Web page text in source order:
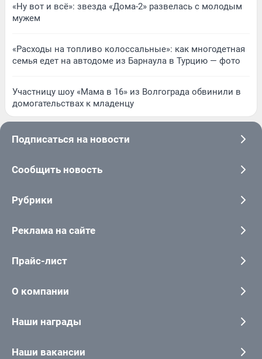
«Ну вот и всё»: звезда «Дома-2» развелась с молодым
мужем
«Расходы на топливо колоссальные»: как многодетная
семья едет на автодоме из Барнаула в Турцию — фото
Участницу шоу «Мама в 16» из Волгограда обвинили в
домогательствах к младенцу
Подписаться на новости
Сообщить новость
Рубрики
Реклама на сайте
Прайс-лист
О компании
Наши награды
Наши вакансии